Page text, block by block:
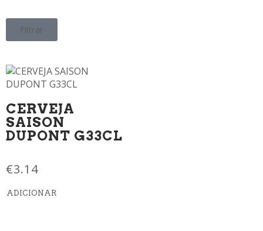
Filtrar
CERVEJA
SAISON
DUPONT G33CL
€3.14
ADICIONAR